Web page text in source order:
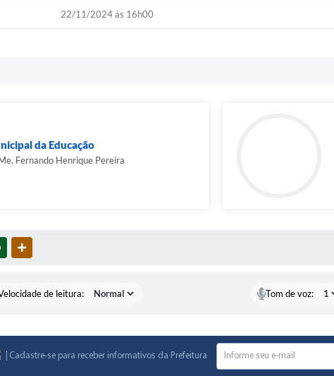
22/11/2024 às 16h00
da Educação
Fernando Henrique Pereira
WHATSAPP
de leitura: Tom de voz:
Cadastre-se para receber informativos da Prefeitura